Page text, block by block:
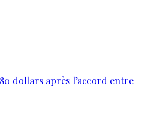
dollars après l’accord entre